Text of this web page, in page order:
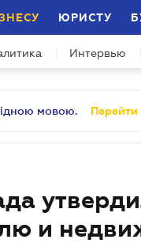
ЮРИСТУ
Интервью
мовою. Перейти
и